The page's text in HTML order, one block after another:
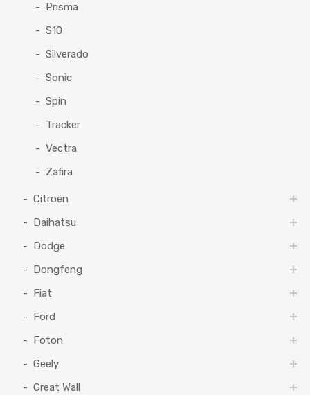
Prisma
S10
Silverado
Sonic
Spin
Tracker
Vectra
Zafira
Citroën
Daihatsu
Dodge
Dongfeng
Fiat
Ford
Foton
Geely
Great Wall